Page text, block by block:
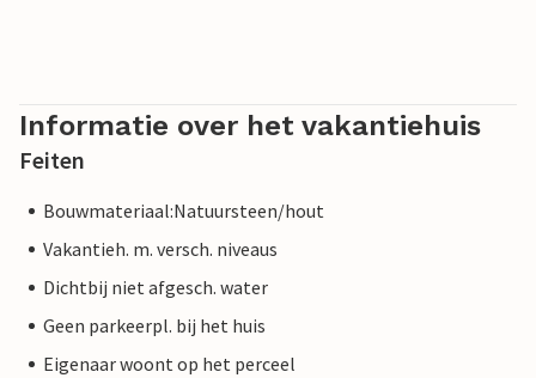
Informatie over het vakantiehuis
Feiten
Bouwmateriaal:Natuursteen/hout
Vakantieh. m. versch. niveaus
Dichtbij niet afgesch. water
Geen parkeerpl. bij het huis
Eigenaar woont op het perceel